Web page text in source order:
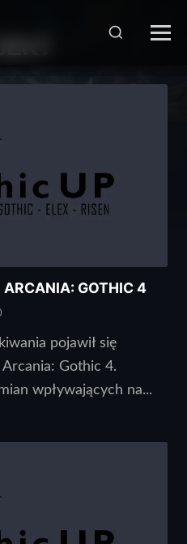
ARCANIA: GOTHIC 4
pojawił się
Gothic 4.
wpływających na...